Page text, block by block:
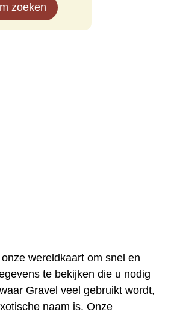
zoeken
wereldkaart om snel en
te bekijken die u nodig
Gravel veel gebruikt wordt,
naam is. Onze